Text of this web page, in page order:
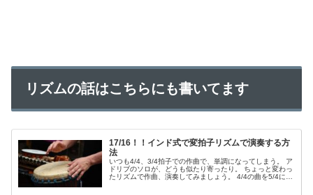
リズムの話はこちらにも書いてます
17/16！！インド式で変拍子リズムで演奏する方
法
いつも4/4、3/4拍子での作曲で、単調になってしまう。 ア
ドリブのソロが、どうも似たり寄ったり。 ちょっと変わっ
たリズムで作曲、演奏してみましょう。 4/4の曲を5/4にし